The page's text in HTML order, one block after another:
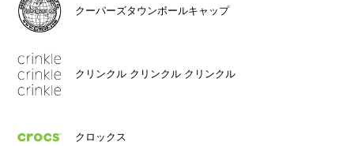
クーパーズタウンボールキャップ
クリンクル クリンクル クリンクル
クロックス